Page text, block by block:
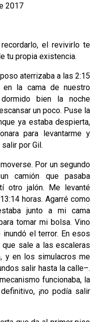
2017
el revivirlo te
tu propia existencia.
aterrizaba a las 2:15
en la cama de nuestro
bien la noche
un poco. Puse la
ya estaba despierta,
para levantarme y
por Gil.
Por un segundo
camión que pasaba
otro jalón. Me levanté
horas. Agarré como
junto a mi cama
tomar mi bolsa. Vino
inundó el terror. En esos
sale a las escaleras
y en los simulacros me
salir hasta la calle–.
funcionaba, la
¡no podía salir